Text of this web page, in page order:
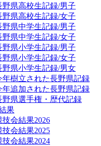
野県高校生記録/男子
野県高校生記録/女子
野県中学生記録/男子
野県中学生記録/女子
野県小学生記録/男子
野県小学生記録/女子
野県小学生記録/男女
年樹立された長野県記録
年追加された長野県記録
野県選手権・歴代記録
果
技会結果2026
技会結果2025
技会結果2024